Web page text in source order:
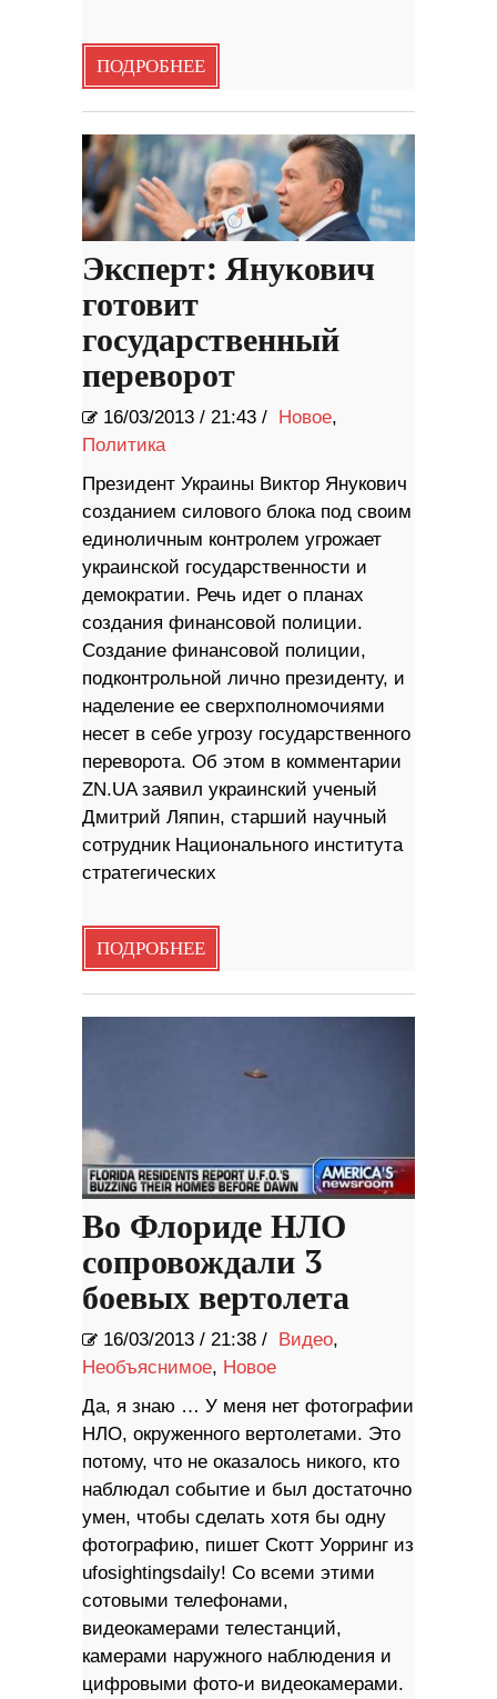
ПОДРОБНЕЕ
Эксперт: Янукович
готовит
государственный
переворот
16/03/2013 / 21:43 / Новое,
Политика
Президент Украины Виктор Янукович
созданием силового блока под своим
единоличным контролем угрожает
украинской государственности и
демократии. Речь идет о планах
создания финансовой полиции.
Создание финансовой полиции,
подконтрольной лично президенту, и
наделение ее сверхполномочиями
несет в себе угрозу государственного
переворота. Об этом в комментарии
ZN.UA заявил украинский ученый
Дмитрий Ляпин, старший научный
сотрудник Национального института
стратегических
ПОДРОБНЕЕ
Во Флориде НЛО
сопровождали 3
боевых вертолета
16/03/2013 / 21:38 / Видео,
Необъяснимое, Новое
Да, я знаю … У меня нет фотографии
НЛО, окруженного вертолетами. Это
потому, что не оказалось никого, кто
наблюдал событие и был достаточно
умен, чтобы сделать хотя бы одну
фотографию, пишет Скотт Уорринг из
ufosightingsdaily! Со всеми этими
сотовыми телефонами,
видеокамерами телестанций,
камерами наружного наблюдения и
цифровыми фото-и видеокамерами.